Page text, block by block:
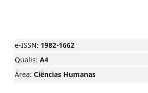
e-ISSN: 1982-1662
Qualis: A4
Área: Ciências Humanas